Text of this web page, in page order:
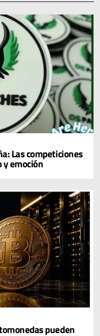
Las competiciones
emoción
pueden